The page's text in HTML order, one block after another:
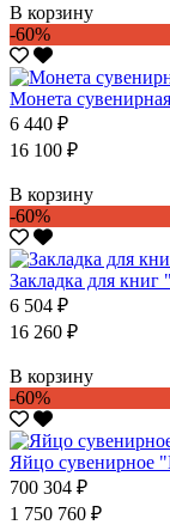
В корзину
-60%
Монета
6 440 ₽
16 100 ₽
В корзину
-60%
Закладка для
6 504 ₽
16 260 ₽
В корзину
-60%
Яйцо сувенирное
700 304 ₽
1 750 760 ₽